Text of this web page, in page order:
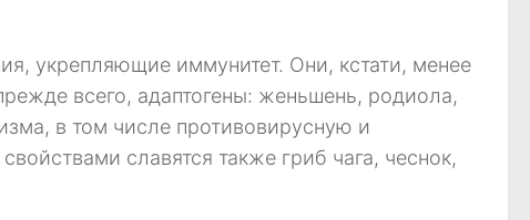
укрепляющие иммунитет. Они, кстати, менее
всего, адаптогены: женьшень, родиола,
в том числе противовирусную и
славятся также гриб чага, чеснок,